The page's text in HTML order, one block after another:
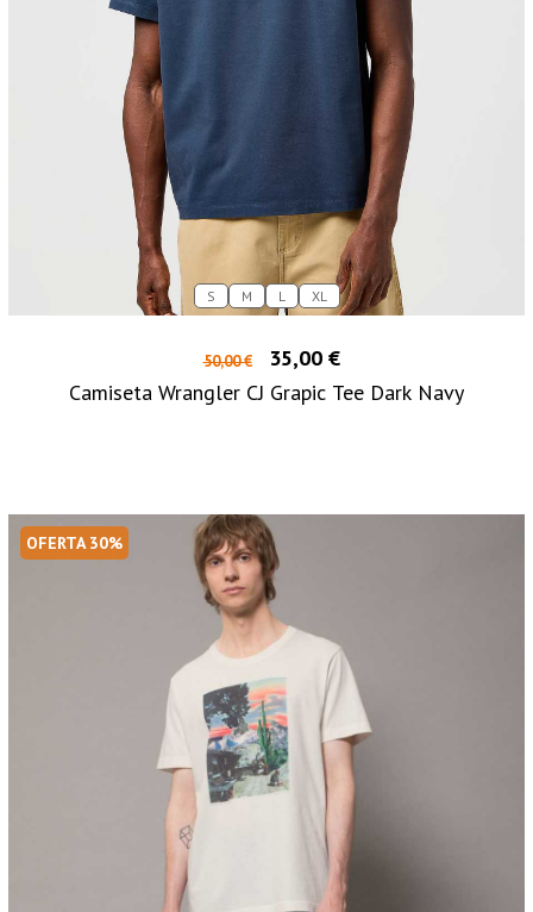
S M L XL
50,00 €
35,00 €
Camiseta Wrangler CJ Grapic Tee Dark Navy
OFERTA 30%